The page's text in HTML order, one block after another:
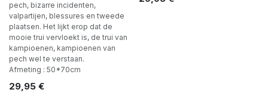
pech, bizarre incidenten,
valpartijen, blessures en tweede
plaatsen. Het lijkt erop dat de
mooie trui vervloekt is, de trui van
kampioenen, kampioenen van
pech wel te verstaan.
Afmeting : 50*70cm
29,95 €